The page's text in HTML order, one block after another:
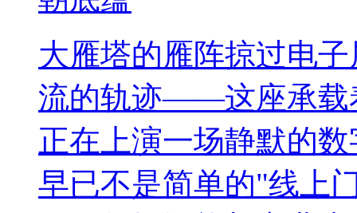
大雁塔的雁阵掠过电
流的轨迹——这座承载
正在上演一场静默的
早已不是简单的"线上